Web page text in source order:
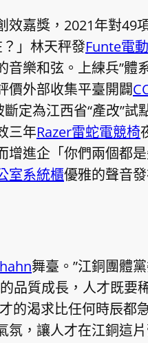
效嘉獎，2021年對49
」林天秤發Funte電
樂和弦。上練兵”體
價外部收集平臺開闢
定為江西省“產改”試
三年Razer雷蛇電競椅
增進企「你們兩個都
室系統櫃優雅的聲音
舞臺。”江銅團體
的品質成長，人才既要
的渴求比任何時辰都
，讓人才在江銅這